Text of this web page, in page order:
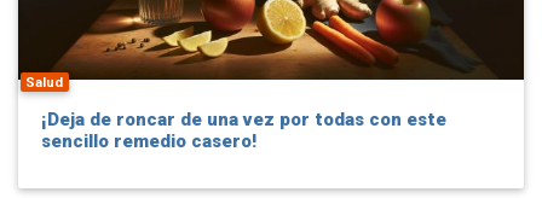
Salud
¡Deja de roncar de una vez por todas con este
sencillo remedio casero!